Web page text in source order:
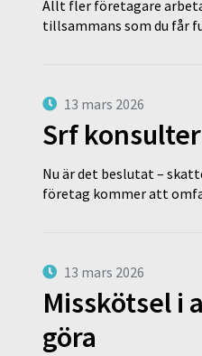
Allt fler företagare
tillsammans som du får
13 mars 2026
Srf
Nu är det beslutat –
företag kommer att
13 mars 2026
Misskötsel i
göra